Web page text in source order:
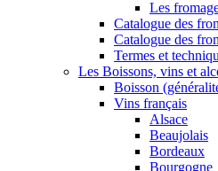
Les
Catalogue des
Catalogue des
Termes et
Les Boissons, vins et
Boisson
Vins français
Alsace
Beaujolais
Bordeaux
Bourgogne